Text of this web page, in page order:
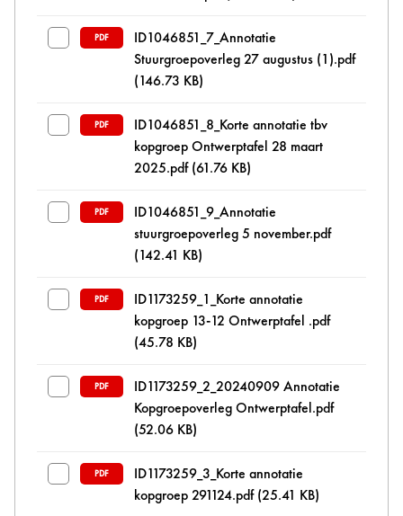
PDF
ID1046851_7_Annotatie
Stuurgroepoverleg 27 augustus (1).pdf
(146.73 KB)
PDF
ID1046851_8_Korte annotatie tbv
kopgroep Ontwerptafel 28 maart
2025.pdf (61.76 KB)
PDF
ID1046851_9_Annotatie
stuurgroepoverleg 5 november.pdf
(142.41 KB)
PDF
ID1173259_1_Korte annotatie
kopgroep 13-12 Ontwerptafel .pdf
(45.78 KB)
PDF
ID1173259_2_20240909 Annotatie
Kopgroepoverleg Ontwerptafel.pdf
(52.06 KB)
PDF
ID1173259_3_Korte annotatie
kopgroep 291124.pdf (25.41 KB)